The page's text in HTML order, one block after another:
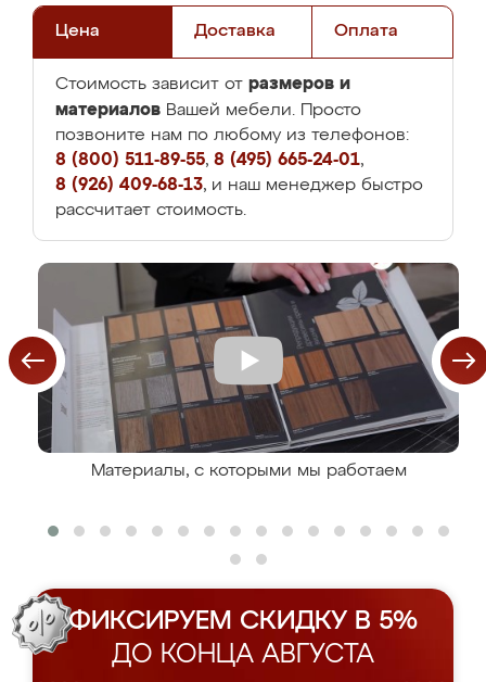
Цена Доставка Оплата
Стоимость зависит от размеров и
материалов Вашей мебели. Просто
позвоните нам по любому из телефонов:
8 (800) 511-89-55, 8 (495) 665-24-01,
8 (926) 409-68-13, и наш менеджер быстро
рассчитает стоимость.
Материалы, с которыми мы работаем
ФИКСИРУЕМ СКИДКУ В 5%
ДО КОНЦА АВГУСТА